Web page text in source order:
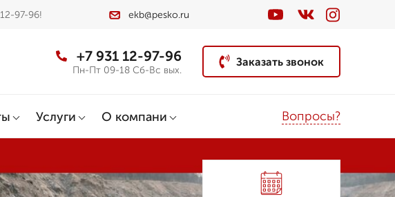
97-96! ekb@pesko.ru
+7 931 12-97-96
Пн-Пт 09-18 Сб-Вс вых.
Заказать звонок
Услуги О компани Вопросы?